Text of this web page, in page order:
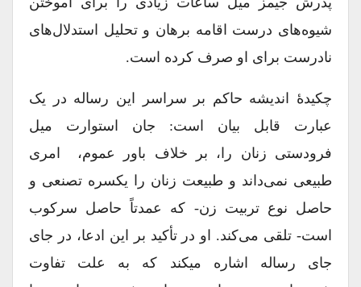
شیوه‌های درست اقامه برهان و تحلیل استدلال‌های
نادرست برای او صرف کرده است.
چکیدۀ اندیشه حاکم بر سراسر این رساله در یک
عبارت قابل بیان است: جان استوارت میل
فرودستی زنان را، بر خلاف باور عموم، امری
طبیعی نمی‌داند و طبیعت زنان را یکسره تصنعی و
حاصل نوع تربیت زن- که عمدتاً حاصل سرکوب
است- تلقی می‌کند. او در تأکید بر این ادعا، در جای
جای رساله اشاره می‎کند که به علت تفاوت